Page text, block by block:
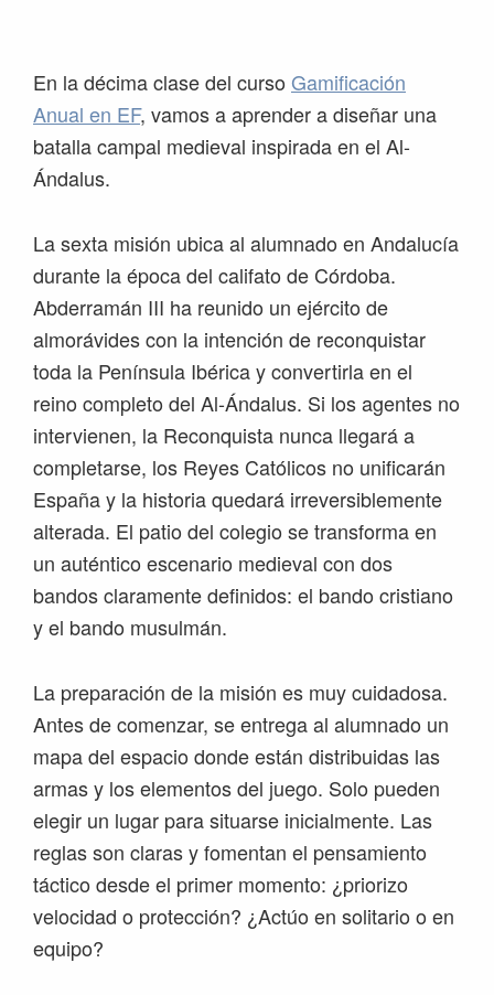
navegación
principal
contenido
principal
barra
lateral
principal
página
En la décima clase del curso Gamificación
Anual en EF, vamos a aprender a diseñar una
batalla campal medieval inspirada en el Al-
Ándalus.
La sexta misión ubica al alumnado en Andalucía
durante la época del califato de Córdoba.
Abderramán III ha reunido un ejército de
almorávides con la intención de reconquistar
toda la Península Ibérica y convertirla en el
reino completo del Al-Ándalus. Si los agentes no
intervienen, la Reconquista nunca llegará a
completarse, los Reyes Católicos no unificarán
España y la historia quedará irreversiblemente
alterada. El patio del colegio se transforma en
un auténtico escenario medieval con dos
bandos claramente definidos: el bando cristiano
y el bando musulmán.
La preparación de la misión es muy cuidadosa.
Antes de comenzar, se entrega al alumnado un
mapa del espacio donde están distribuidas las
armas y los elementos del juego. Solo pueden
elegir un lugar para situarse inicialmente. Las
reglas son claras y fomentan el pensamiento
táctico desde el primer momento: ¿priorizo
velocidad o protección? ¿Actúo en solitario o en
equipo?